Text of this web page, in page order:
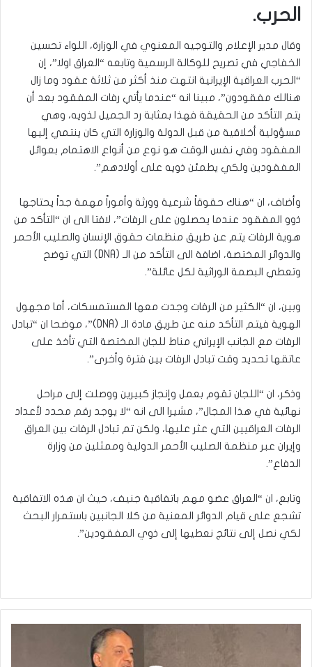
الحرب.
وقال مدير الإعلام والتوجيه المعنوي في الوزارة، اللواء تحسين
الخفاجي في تصريح للوكالة الرسمية وتابعه “العراق اولا”، إن
“الحرب العراقية الإيرانية انتهت منذ أكثر من ثلاثة عقود وما زال
هنالك مفقودون”، مبينا انه “عندما يأتي رفات المفقود بعد أن
يتم التأكد من الحقيقة فهذا بمثابة رد الجميل لذويه، وهي
مسؤولية أخلاقية من قبل الدولة والوزارة التي كان ينتمي إليها
المفقود وفي نفس الوقت هو نوع من أنواع الاهتمام بعوائل
المفقودين ولكي يطمئن ذويه على أولادهم”.
وأضاف، ان “‏هناك حقوقاً شرعية وورثة وأموراً مهمة جداً يحتاجها
ذوو المفقود عندما يحصلون على الرفات”، لافتا الى ان “التأكد من
هوية الرفات يتم عن طريق منظمات حقوق الإنسان والصليب الأحمر
والدوائر المختصة، اضافة الى التأكد من الـ (DNA) التي توضح
وتعطي البصمة الوراثية لكل عائلة”.
وبين، ان “الكثير من الرفات وجدت معها المستمسكات، أما مجهول
الهوية فيتم التأكد منه عن طريق مادة الـ (DNA)”، موضحا ان “تبادل
الرفات مع الجانب الإيراني مناط للجان المختصة التي تأخذ على
عاتقها تحديد وقت تبادل الرفات بين فترة وأخرى”.
وذكر، ان “اللجان تقوم بعمل وإنجاز كبيرين ووصلت إلى مراحل
نهائية في هذا المجال”، مشيرا الى انه “لا يوجد رقم محدد لأعداد
الرفات العراقيين التي عثر عليها، ولكن تم تبادل الرفات بين العراق
وإيران عبر منظمة الصليب الأحمر الدولية وممثلين من وزارة
الدفاع”.
وتابع، ان “العراق عضو مهم باتفاقية جنيف، حيث ان هذه الاتفاقية
تشجع على قيام الدوائر المعنية من كلا الجانبين باستمرار البحث
لكي نصل إلى نتائج نعطيها إلى ذوي المفقودين”.